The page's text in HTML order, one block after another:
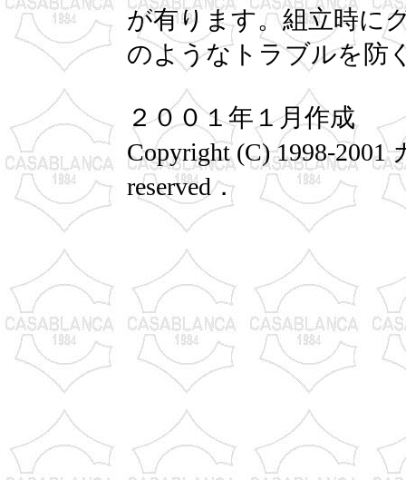
が有ります。組立時に
のようなトラブルを防
２００１年１月作成
Copyright (C) 1998-
reserved．